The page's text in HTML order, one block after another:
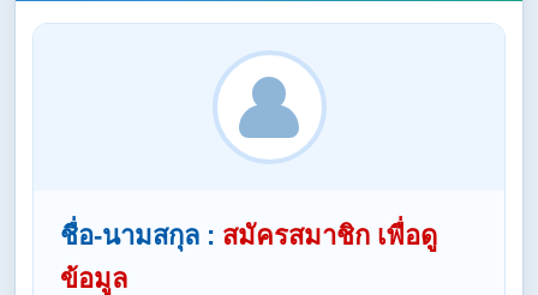
ชื่อ-นามสกุล : สมัครสมาชิก เพื่อดู
ข้อมูล